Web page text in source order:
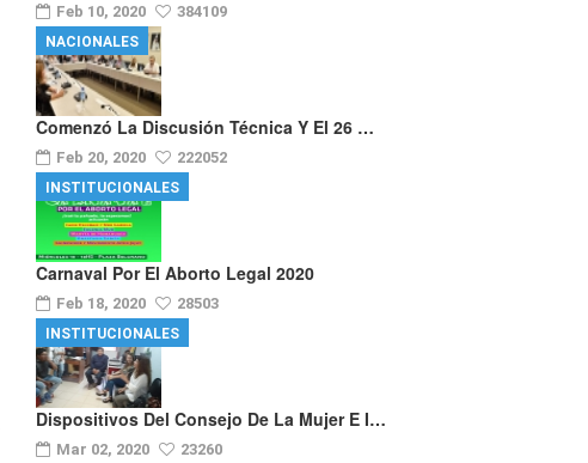
Feb 10, 2020 384109
Comenzó La Discusión Técnica Y El 26 …
Feb 20, 2020 222052
NACIONALES
Carnaval Por El Aborto Legal 2020
Feb 18, 2020 28503
INSTITUCIONALES
Dispositivos Del Consejo De La Mujer E I…
Mar 02, 2020 23260
INSTITUCIONALES